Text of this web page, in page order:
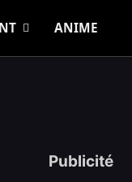
ANIME
Publicité